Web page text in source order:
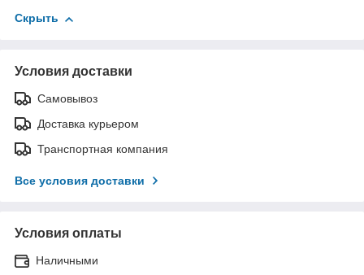
Скрыть
Условия доставки
Самовывоз
Доставка курьером
Транспортная компания
Все условия доставки
Условия оплаты
Наличными